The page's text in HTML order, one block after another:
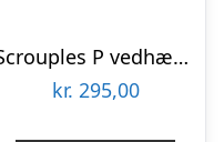
Scrouples P vedhæng sølv inkl. kæde
kr. 295,00